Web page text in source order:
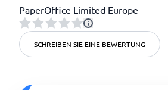
PaperOffice Limited Europe
SCHREIBEN SIE EINE BEWERTUNG